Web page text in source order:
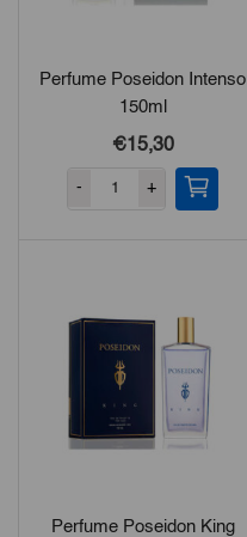
Perfume Poseidon Intenso
150ml
€15,30
- +
Perfume Poseidon King